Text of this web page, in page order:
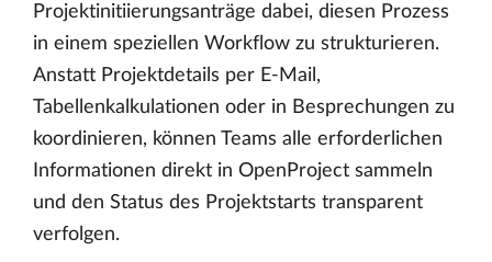
Projektinitiierungsanträge dabei, diesen Prozess
in einem speziellen Workflow zu strukturieren.
Anstatt Projektdetails per E-Mail,
Tabellenkalkulationen oder in Besprechungen zu
koordinieren, können Teams alle erforderlichen
Informationen direkt in OpenProject sammeln
und den Status des Projektstarts transparent
verfolgen.